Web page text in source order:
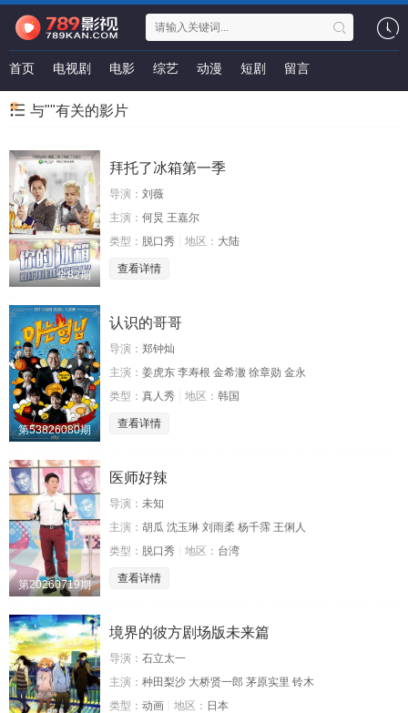
首页 电视剧 电影 综艺 动漫 短剧 留言
与""有关的影片
全82期
拜托了冰箱第一季
导演： 刘薇
主演： 何炅 王嘉尔
类型： 脱口秀 地区： 大陆
查看详情
第53826080期
认识的哥哥
导演： 郑钟灿
主演： 姜虎东 李寿根 金希澈 徐章勋 金永
类型： 真人秀 地区： 韩国
查看详情
第20260719期
医师好辣
导演： 未知
主演： 胡瓜 沈玉琳 刘雨柔 杨千霈 王俐人
类型： 脱口秀 地区： 台湾
查看详情
境界的彼方剧场版未来篇
导演： 石立太一
主演： 种田梨沙 大桥贤一郎 茅原实里 铃木
类型： 动画 地区： 日本